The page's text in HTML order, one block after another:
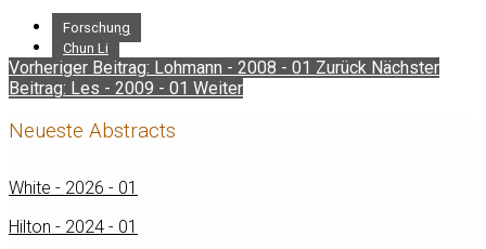
Forschung
Chun Li
Vorheriger Beitrag: Lohmann - 2008 - 01 Zurück Nächster
Beitrag: Les - 2009 - 01 Weiter
Neueste Abstracts
White - 2026 - 01
Hilton - 2024 - 01